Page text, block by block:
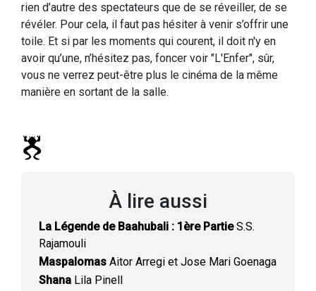
rien d’autre des spectateurs que de se réveiller, de se
révéler. Pour cela, il faut pas hésiter à venir s’offrir une
toile. Et si par les moments qui courent, il doit n'y en
avoir qu’une, n’hésitez pas, foncer voir "L'Enfer", sûr,
vous ne verrez peut-être plus le cinéma de la même
manière en sortant de la salle.
À lire aussi
La Légende de Baahubali : 1ère PartieS.S.
Rajamouli
Maspalomas Aitor Arregi et Jose Mari Goenaga
Shana Lila Pinell